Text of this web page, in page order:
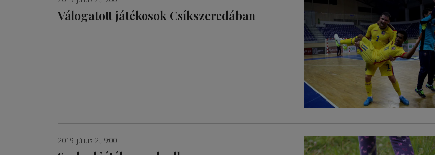
Válogatott játékosok Csíkszeredában
2019. július 2., 9:00